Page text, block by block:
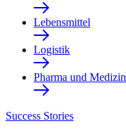
Lebensmittel
Logistik
Pharma und Medizin
Success Stories